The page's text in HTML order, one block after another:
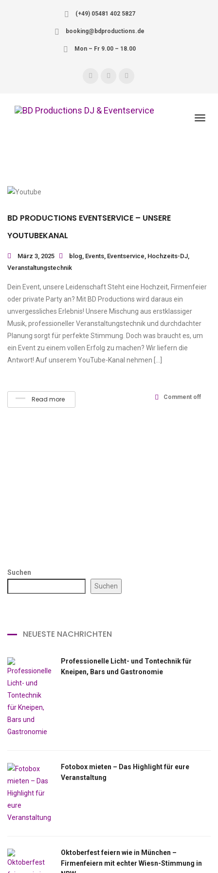
(+49) 05481 402 5827
booking@bdproductions.de
Mon – Fr 9.00 – 18.00
BD PRODUCTIONS EVENTSERVICE – UNSERE
YOUTUBEKANAL
März 3, 2025 blog, Events, Eventservice, Hochzeits-DJ,
Veranstaltungstechnik
Dein Event, unsere Leidenschaft Steht eine Hochzeit, Firmenfeier
oder private Party an? Mit BD Productions wird daraus ein
unvergessliches Erlebnis! Unsere Mischung aus erstklassiger
Musik, professioneller Veranstaltungstechnik und durchdachter
Planung sorgt für perfekte Stimmung. Doch was braucht es, um
ein Event zu einem vollen Erfolg zu machen? Wir liefern die
Antwort! Auf unserem YouTube-Kanal nehmen […]
Read more Comment off
Suchen
Suchen
NEUESTE NACHRICHTEN
Professionelle Licht- und Tontechnik für
Kneipen, Bars und Gastronomie
Fotobox mieten – Das Highlight für eure
Veranstaltung
Oktoberfest feiern wie in München –
Firmenfeiern mit echter Wiesn-Stimmung in